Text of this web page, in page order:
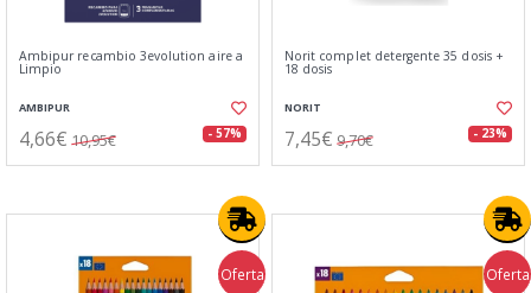
Ambipur recambio 3evolution aire a
Limpio
AMBIPUR
4,66€ 10,95€ - 57%
Norit complet detergente 35 dosis +
18 dosis
NORIT
7,45€ 9,70€ - 23%
Oferta Oferta